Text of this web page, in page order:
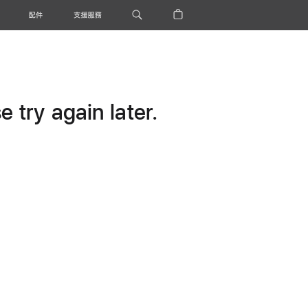
配件 支援服務
try again later.